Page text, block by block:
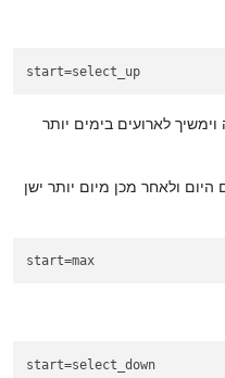
start=select_up
לארועים בימים יותר
ולאחר מכן מיום יותר ישן
start=max
start=select_down